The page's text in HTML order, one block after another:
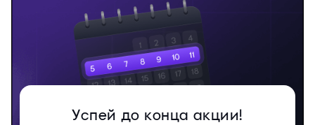
Успей до конца акции!